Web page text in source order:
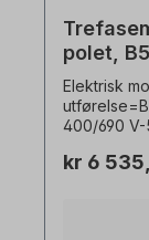
polet, B5
Elektrisk
400/690
PTC-
kr 6